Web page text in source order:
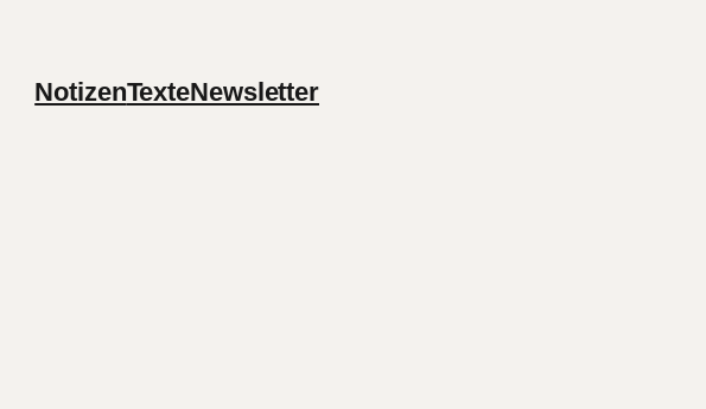
NotizenTexteNewsletter